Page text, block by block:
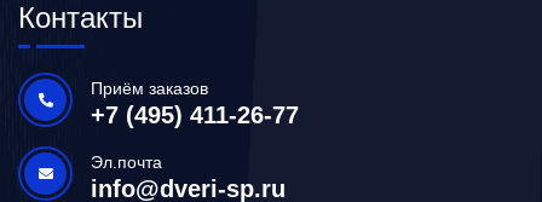
Контакты
Приём заказов
+7 (495) 411-26-77
Эл.почта
info@dveri-sp.ru